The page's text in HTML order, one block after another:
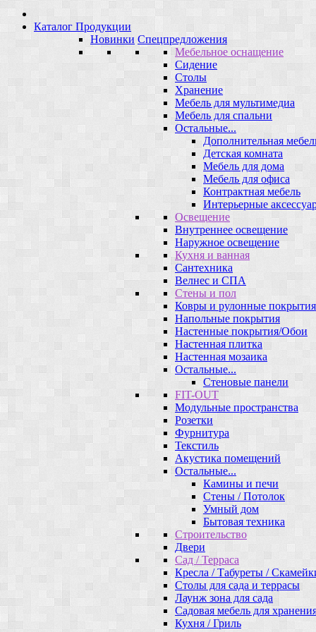
Каталог Продукции
Новинки Спецпредложения
Мебельное оснащение
Сидение
Столы
Хранение
Мебель для мультимедиа
Мебель для спальни
Остальные...
Дополнительная
Детская комната
Мебель для дома
Мебель для офиса
Контрактная мебель
Интерьерные
Освещение
Внутреннее освещение
Наружное освещение
Кухня и ванная
Сантехника
Велнес и СПА
Стены и пол
Ковры и рулонные покрытия
Напольные покрытия
Настенные покрытия/Обои
Настенная плитка
Настенная мозаика
Остальные...
Стеновые панели
FIT-OUT
Модульные пространства
Розетки
Фурнитура
Текстиль
Акустика помещений
Остальные...
Камины и печи
Стены / Потолок
Умный дом
Бытовая техника
Строительство
Двери
Сад / Терраса
Кресла / Табуреты /
Столы для сада и террасы
Лаунж зона для сада
Садовая мебель для
Кухня / Гриль